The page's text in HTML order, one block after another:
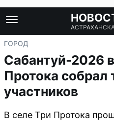
ГОРОД
Сабантуй-2026
Протока собрал
участников
В селе Три Протока